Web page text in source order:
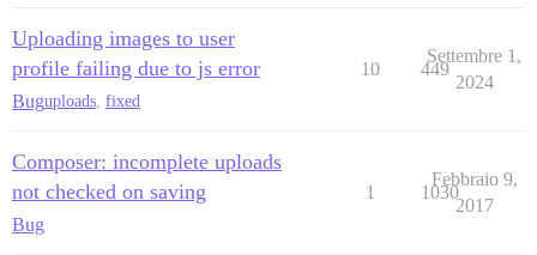
Uploading images to user
profile failing due to js error
Buguploads, fixed
10 449
Settembre 1,
2024
Composer: incomplete uploads
not checked on saving
Bug
1 1030
Febbraio 9,
2017